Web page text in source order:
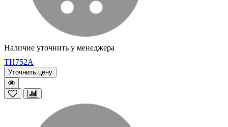
Наличие уточнить у менеджера
TH752A
Уточнить цену